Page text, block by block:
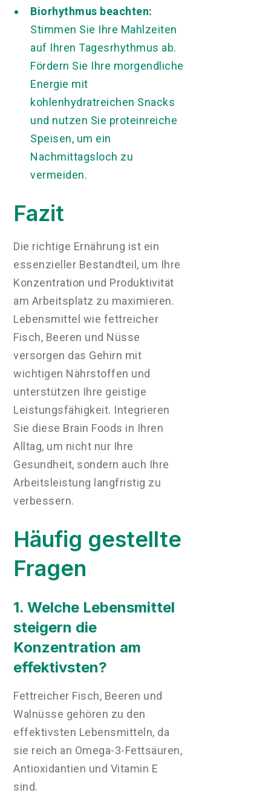
Biorhythmus beachten:
Stimmen Sie Ihre Mahlzeiten
auf Ihren Tagesrhythmus ab.
Fördern Sie Ihre morgendliche
Energie mit
kohlenhydratreichen Snacks
und nutzen Sie proteinreiche
Speisen, um ein
Nachmittagsloch zu
vermeiden.
Fazit
Die richtige Ernährung ist ein
essenzieller Bestandteil, um Ihre
Konzentration und Produktivität
am Arbeitsplatz zu maximieren.
Lebensmittel wie fettreicher
Fisch, Beeren und Nüsse
versorgen das Gehirn mit
wichtigen Nährstoffen und
unterstützen Ihre geistige
Leistungsfähigkeit. Integrieren
Sie diese Brain Foods in Ihren
Alltag, um nicht nur Ihre
Gesundheit, sondern auch Ihre
Arbeitsleistung langfristig zu
verbessern.
Häufig gestellte
Fragen
1. Welche Lebensmittel
steigern die
Konzentration am
effektivsten?
Fettreicher Fisch, Beeren und
Walnüsse gehören zu den
effektivsten Lebensmitteln, da
sie reich an Omega-3-Fettsäuren,
Antioxidantien und Vitamin E
sind.